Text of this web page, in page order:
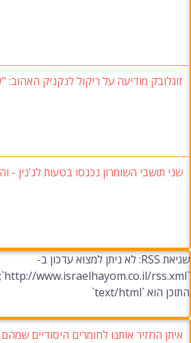
זוגלובק מודיעה על ריקול לנקניק האהוב:
שני תושבי השומרון נכנסו בטעות לג'נין -
שגיאת RSS: לא ניתן למצוא עדכון ב-
התוכן הוא `text/html`
איתן החזיר אותנו לחומרים היסודיים